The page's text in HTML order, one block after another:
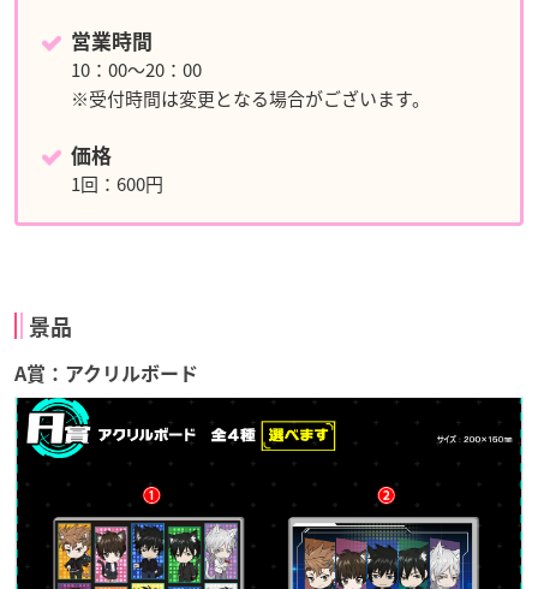
営業時間
10：00～20：00
※受付時間は変更となる場合がございます。
価格
1回：600円
景品
A賞：アクリルボード